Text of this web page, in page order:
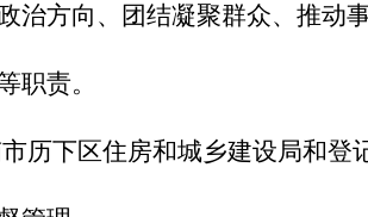
治方向、团结凝聚群众、推动
职责。
历下区住房和城乡建设局和登